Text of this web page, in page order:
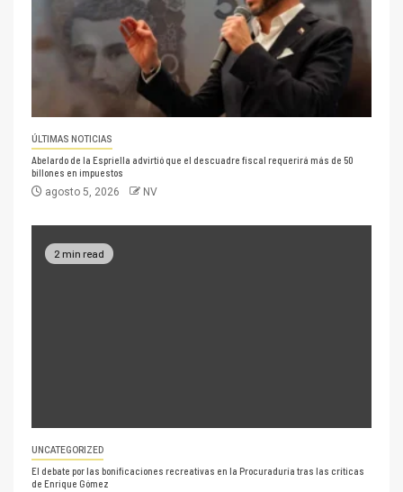
ÚLTIMAS NOTICIAS
Abelardo de la Espriella advirtió que el descuadre fiscal requerirá más de 50
billones en impuestos
agosto 5, 2026 NV
2 min read
UNCATEGORIZED
El debate por las bonificaciones recreativas en la Procuraduría tras las críticas
de Enrique Gómez